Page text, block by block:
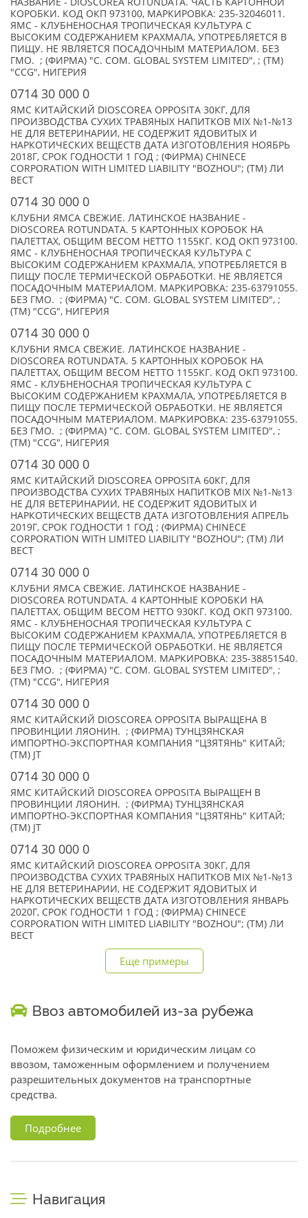
КОРОБКИ. КОД ОКП 973100, МАРКИРОВКА: 235-32046011.
ЯМС - КЛУБНЕНОСНАЯ ТРОПИЧЕСКАЯ КУЛЬТУРА С
ВЫСОКИМ СОДЕРЖАНИЕМ КРАХМАЛА, УПОТРЕБЛЯЕТСЯ В
ПИЩУ. НЕ ЯВЛЯЕТСЯ ПОСАДОЧНЫМ МАТЕРИАЛОМ. БЕЗ
ГМО. ; (ФИРМА) "C. COM. GLOBAL SYSTEM LIMITED", ; (TM)
"CCG", НИГЕРИЯ
0714 30 000 0
ЯМС КИТАЙСКИЙ DIOSCOREA OPPOSITA 30КГ, ДЛЯ
ПРОИЗВОДСТВА СУХИХ ТРАВЯНЫХ НАПИТКОВ MIX №1-№13
НЕ ДЛЯ ВЕТЕРИНАРИИ, НЕ СОДЕРЖИТ ЯДОВИТЫХ И
НАРКОТИЧЕСКИХ ВЕЩЕСТВ ДАТА ИЗГОТОВЛЕНИЯ НОЯБРЬ
2018Г, СРОК ГОДНОСТИ 1 ГОД ; (ФИРМА) CHINECE
CORPORATION WITH LIMITED LIABILITY "BOZHOU"; (TM) ЛИ
ВЕСТ
0714 30 000 0
КЛУБНИ ЯМСА СВЕЖИЕ. ЛАТИНСКОЕ НАЗВАНИЕ -
DIOSCOREA ROTUNDATA. 5 КАРТОННЫХ КОРОБОК НА
ПАЛЕТТАХ, ОБЩИМ ВЕСОМ НЕТТО 1155КГ. КОД ОКП 973100.
ЯМС - КЛУБНЕНОСНАЯ ТРОПИЧЕСКАЯ КУЛЬТУРА С
ВЫСОКИМ СОДЕРЖАНИЕМ КРАХМАЛА, УПОТРЕБЛЯЕТСЯ В
ПИЩУ ПОСЛЕ ТЕРМИЧЕСКОЙ ОБРАБОТКИ. НЕ ЯВЛЯЕТСЯ
ПОСАДОЧНЫМ МАТЕРИАЛОМ. МАРКИРОВКА: 235-63791055.
БЕЗ ГМО. ; (ФИРМА) "C. COM. GLOBAL SYSTEM LIMITED", ;
(TM) "CCG", НИГЕРИЯ
0714 30 000 0
КЛУБНИ ЯМСА СВЕЖИЕ. ЛАТИНСКОЕ НАЗВАНИЕ -
DIOSCOREA ROTUNDATA. 5 КАРТОННЫХ КОРОБОК НА
ПАЛЕТТАХ, ОБЩИМ ВЕСОМ НЕТТО 1155КГ. КОД ОКП 973100.
ЯМС - КЛУБНЕНОСНАЯ ТРОПИЧЕСКАЯ КУЛЬТУРА С
ВЫСОКИМ СОДЕРЖАНИЕМ КРАХМАЛА, УПОТРЕБЛЯЕТСЯ В
ПИЩУ ПОСЛЕ ТЕРМИЧЕСКОЙ ОБРАБОТКИ. НЕ ЯВЛЯЕТСЯ
ПОСАДОЧНЫМ МАТЕРИАЛОМ. МАРКИРОВКА: 235-63791055.
БЕЗ ГМО. ; (ФИРМА) "C. COM. GLOBAL SYSTEM LIMITED", ;
(TM) "CCG", НИГЕРИЯ
0714 30 000 0
ЯМС КИТАЙСКИЙ DIOSCOREA OPPOSITA 60КГ, ДЛЯ
ПРОИЗВОДСТВА СУХИХ ТРАВЯНЫХ НАПИТКОВ MIX №1-№13
НЕ ДЛЯ ВЕТЕРИНАРИИ, НЕ СОДЕРЖИТ ЯДОВИТЫХ И
НАРКОТИЧЕСКИХ ВЕЩЕСТВ ДАТА ИЗГОТОВЛЕНИЯ АПРЕЛЬ
2019Г, СРОК ГОДНОСТИ 1 ГОД ; (ФИРМА) CHINECE
CORPORATION WITH LIMITED LIABILITY "BOZHOU"; (TM) ЛИ
ВЕСТ
0714 30 000 0
КЛУБНИ ЯМСА СВЕЖИЕ. ЛАТИНСКОЕ НАЗВАНИЕ -
DIOSCOREA ROTUNDATA. 4 КАРТОННЫЕ КОРОБКИ НА
ПАЛЕТТАХ, ОБЩИМ ВЕСОМ НЕТТО 930КГ. КОД ОКП 973100.
ЯМС - КЛУБНЕНОСНАЯ ТРОПИЧЕСКАЯ КУЛЬТУРА С
ВЫСОКИМ СОДЕРЖАНИЕМ КРАХМАЛА, УПОТРЕБЛЯЕТСЯ В
ПИЩУ ПОСЛЕ ТЕРМИЧЕСКОЙ ОБРАБОТКИ. НЕ ЯВЛЯЕТСЯ
ПОСАДОЧНЫМ МАТЕРИАЛОМ. МАРКИРОВКА: 235-38851540.
БЕЗ ГМО. ; (ФИРМА) "C. COM. GLOBAL SYSTEM LIMITED", ;
(TM) "CCG", НИГЕРИЯ
0714 30 000 0
ЯМС КИТАЙСКИЙ DIOSCOREA OPPOSITA ВЫРАЩЕНА В
ПРОВИНЦИИ ЛЯОНИН. ; (ФИРМА) ТУНЦЗЯНСКАЯ
ИМПОРТНО-ЭКСПОРТНАЯ КОМПАНИЯ "ЦЗЯТЯНЬ" КИТАЙ;
(TM) JT
0714 30 000 0
ЯМС КИТАЙСКИЙ DIOSCOREA OPPOSITA ВЫРАЩЕН В
ПРОВИНЦИИ ЛЯОНИН. ; (ФИРМА) ТУНЦЗЯНСКАЯ
ИМПОРТНО-ЭКСПОРТНАЯ КОМПАНИЯ "ЦЗЯТЯНЬ" КИТАЙ;
(TM) JT
0714 30 000 0
ЯМС КИТАЙСКИЙ DIOSCOREA OPPOSITA 30КГ, ДЛЯ
ПРОИЗВОДСТВА СУХИХ ТРАВЯНЫХ НАПИТКОВ MIX №1-№13
НЕ ДЛЯ ВЕТЕРИНАРИИ, НЕ СОДЕРЖИТ ЯДОВИТЫХ И
НАРКОТИЧЕСКИХ ВЕЩЕСТВ ДАТА ИЗГОТОВЛЕНИЯ ЯНВАРЬ
2020Г, СРОК ГОДНОСТИ 1 ГОД ; (ФИРМА) CHINECE
CORPORATION WITH LIMITED LIABILITY "BOZHOU"; (TM) ЛИ
ВЕСТ
Еще примеры
Ввоз автомобилей из-за рубежа
Поможем физическим и юридическим лицам со
ввозом, таможенным оформлением и получением
разрешительных документов на транспортные
средства.
Подробнее
Навигация